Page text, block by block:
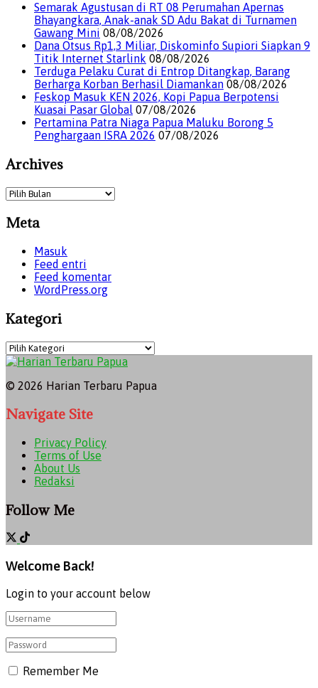
Semarak Agustusan di RT 08 Perumahan Apernas
Bhayangkara, Anak-anak SD Adu Bakat di Turnamen
Gawang Mini 08/08/2026
Dana Otsus Rp1,3 Miliar, Diskominfo Supiori Siapkan 9
Titik Internet Starlink 08/08/2026
Terduga Pelaku Curat di Entrop Ditangkap, Barang
Berharga Korban Berhasil Diamankan 08/08/2026
Feskop Masuk KEN 2026, Kopi Papua Berpotensi
Kuasai Pasar Global 07/08/2026
Pertamina Patra Niaga Papua Maluku Borong 5
Penghargaan ISRA 2026 07/08/2026
Archives
Meta
Masuk
Feed entri
Feed komentar
WordPress.org
Kategori
© 2026 Harian Terbaru Papua
Navigate Site
Privacy Policy
Terms of Use
About Us
Redaksi
Follow Me
Welcome Back!
Login to your account below
Remember Me